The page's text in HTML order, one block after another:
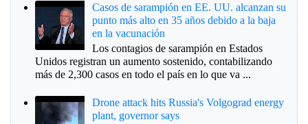
Casos de sarampión en EE. UU. alcanzan su
punto más alto en 35 años debido a la baja
en la vacunación
Los contagios de sarampión en Estados
Unidos registran un aumento sostenido, contabilizando
más de 2,300 casos en todo el país en lo que va ...
Drone attack hits Russia's Volgograd energy
plant, governor says